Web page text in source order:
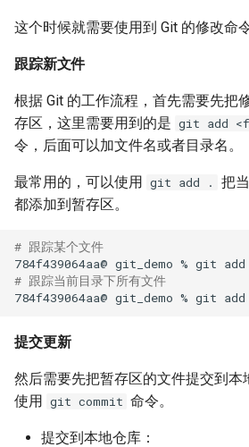
这个时候就需要使用到 Git 的修改命令
跟踪新文件
根据 Git 的工作流程，首先需要先把
存区，这里需要用到的是 git add
令，后面可以加文件名或者目录名。
最常用的，可以使用 git add .
把
都添加到暂存区。
# 跟踪某个文件
784f439064aa@ git_demo % git add
# 跟踪当前目录下所有文件
784f439064aa@ git_demo % git add
提交更新
然后需要先把暂存区的文件提交到本
使用 git commit 命令。
提交到本地仓库：